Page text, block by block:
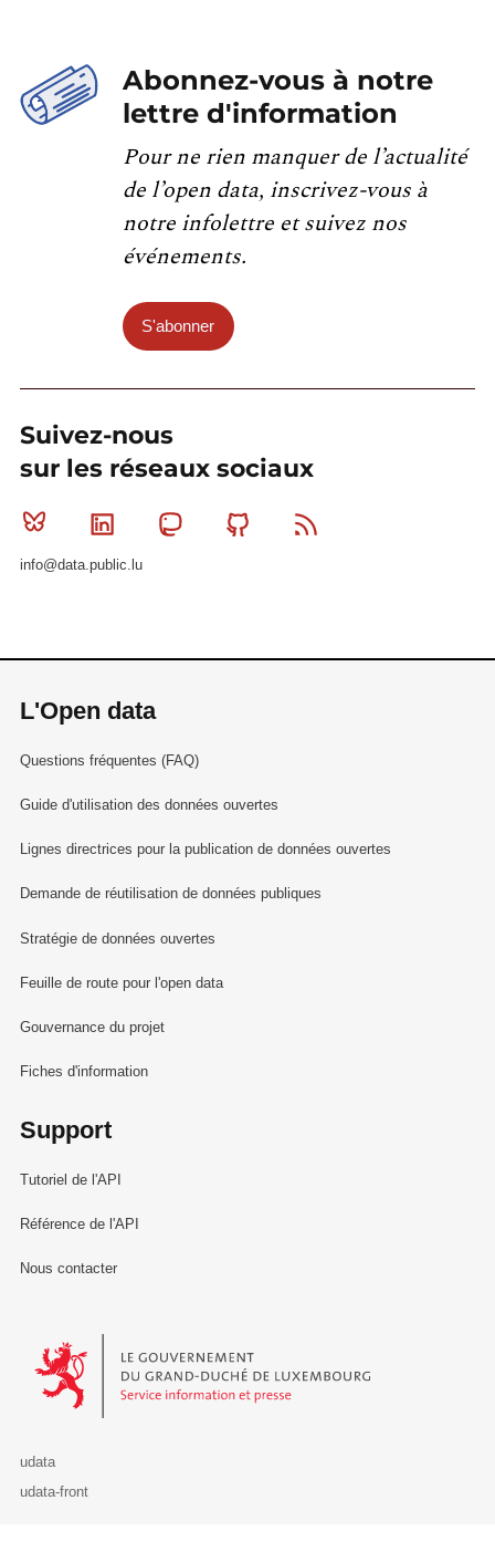
Abonnez-vous à notre
lettre d'information
Pour ne rien manquer de l’actualité
de l’open data, inscrivez-vous à
notre infolettre et suivez nos
événements.
S'abonner
Suivez-nous
sur les réseaux sociaux
Bluesky Linkedin MastodonGithub
info@data.public.lu
L'Open data
Questions fréquentes (FAQ)
Guide d'utilisation des données ouvertes
Lignes directrices pour la publication de données ouvertes
Demande de réutilisation de données publiques
Stratégie de données ouvertes
Feuille de route pour l'open data
Gouvernance du projet
Fiches d'information
Support
Tutoriel de l'API
Référence de l'API
Nous contacter
Le Gouvernement du Grand-Duché de Luxembourg - Service
udata
udata-front